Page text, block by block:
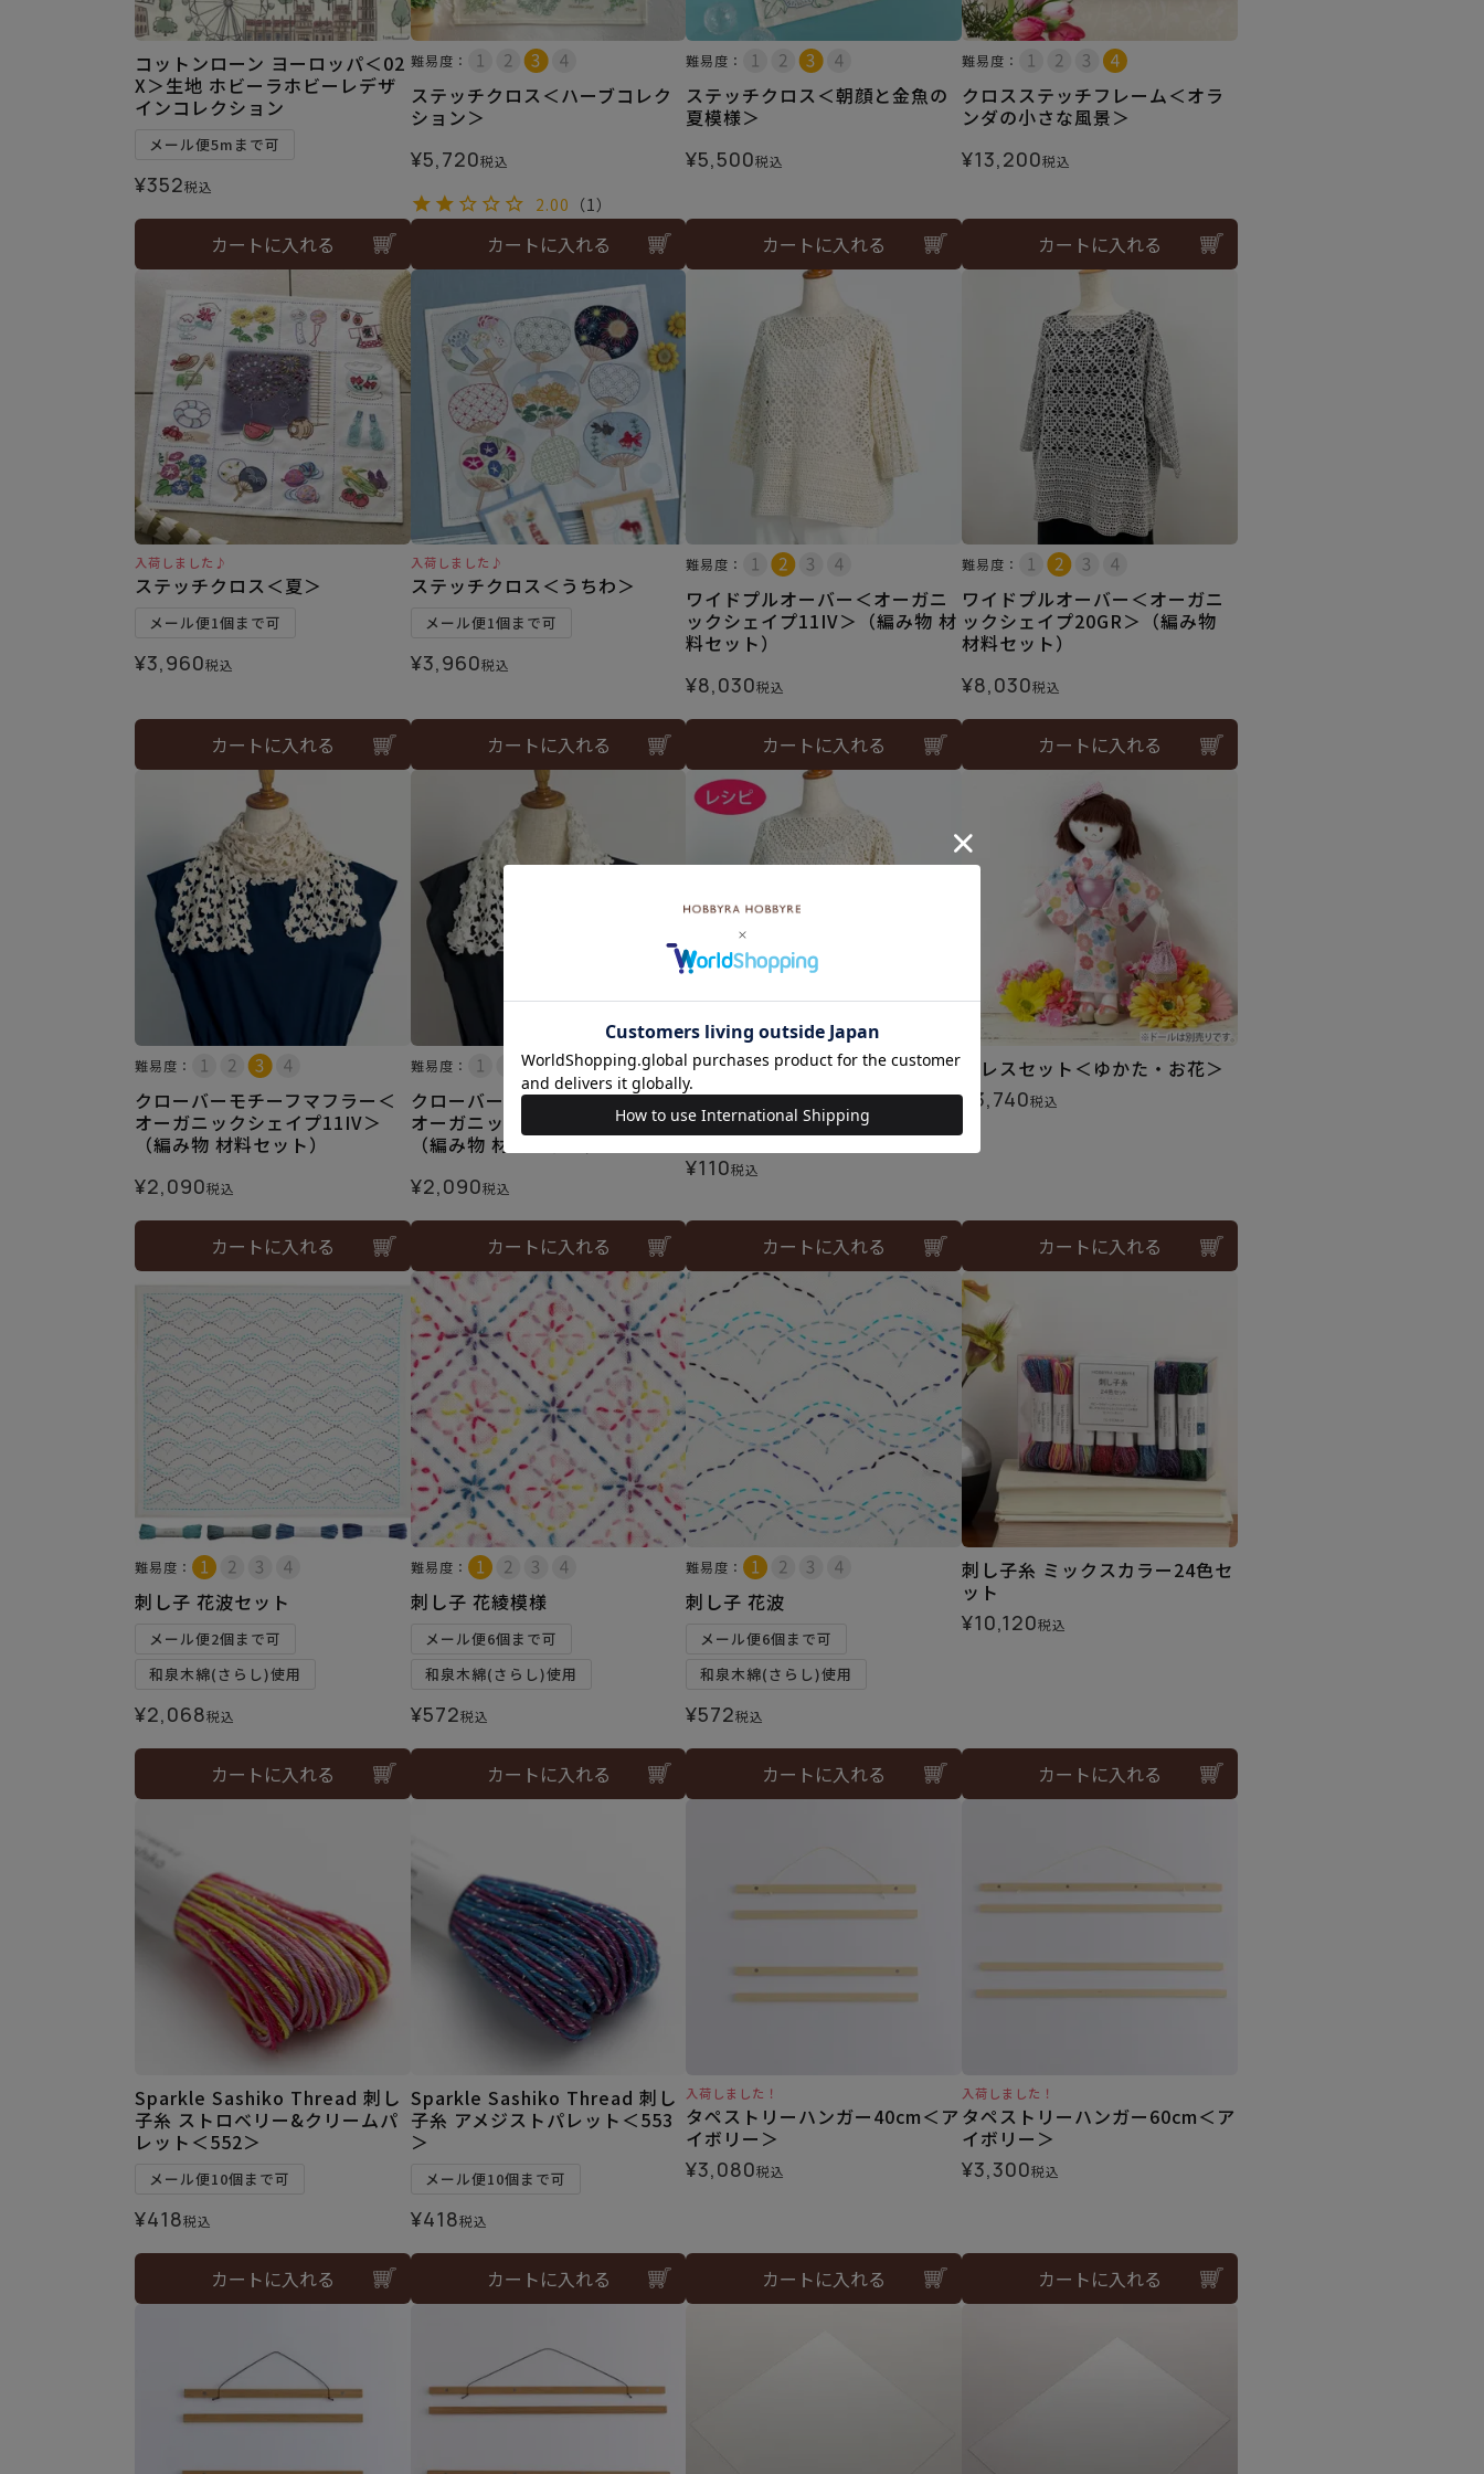
コットンローン ヨーロッパ＜02
X＞生地 ホビーラホビーレデザ
インコレクション
メール便5mまで可
¥352税込
カートに入れる
難易度：
ステッチクロス＜ハーブコレク
ション＞
¥5,720税込
2.00 （1）
カートに入れる
難易度：
ステッチクロス＜朝顔と金魚の
夏模様＞
¥5,500税込
カートに入れる
難易度：
クロスステッチフレーム＜オラ
ンダの小さな風景＞
¥13,200税込
カートに入れる
入荷しました♪
ステッチクロス＜夏＞
メール便1個まで可
¥3,960税込
カートに入れる
入荷しました♪
ステッチクロス＜うちわ＞
メール便1個まで可
¥3,960税込
カートに入れる
難易度：
ワイドプルオーバー＜オーガニ
ックシェイプ11IV＞（編み物 材
料セット）
¥8,030税込
カートに入れる
難易度：
ワイドプルオーバー＜オーガニ
ックシェイプ20GR＞（編み物
材料セット）
¥8,030税込
カートに入れる
難易度：
クローバーモチーフマフラー＜
オーガニックシェイプ11IV＞
（編み物 材料セット）
¥2,090税込
カートに入れる
難易度：
クローバーモチーフマフラー＜
オーガニックシェイプ13WH＞
（編み物 材料セット）
¥2,090税込
カートに入れる
ワイドプルオーバー＜オーガニ
ックシェイプ＞（レシピ）
メール便10個まで可
¥110税込
カートに入れる
ドレスセット＜ゆかた・お花＞
¥
3,740税込
カートに入れる
難易度：
刺し子 花波セット
メール便2個まで可
和泉木綿(さらし)使用
¥2,068税込
カートに入れる
難易度：
刺し子 花綾模様
メール便6個まで可
和泉木綿(さらし)使用
¥572税込
カートに入れる
難易度：
刺し子 花波
メール便6個まで可
和泉木綿(さらし)使用
¥572税込
カートに入れる
刺し子糸 ミックスカラー24色セ
ット
¥10,120税込
カートに入れる
Sparkle Sashiko Thread 刺し
子糸 ストロベリー&クリームパ
レット＜552＞
メール便10個まで可
¥418税込
カートに入れる
Sparkle Sashiko Thread 刺し
子糸 アメジストパレット＜553
＞
メール便10個まで可
¥418税込
カートに入れる
入荷しました！
タペストリーハンガー40cm＜ア
イボリー＞
¥3,080税込
カートに入れる
入荷しました！
タペストリーハンガー60cm＜ア
イボリー＞
¥3,300税込
カートに入れる